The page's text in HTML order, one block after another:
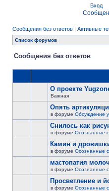
Вход
Сообщения без ответов | Активные
Список форумов
Сообщения без ответов
О проекте
Важная
Опять
в форуме Обсуждение
Снилось как
в форуме Осознанные
Камин и
в форуме Осознанные
мастопатия
в форуме Осознанные
Просветление и
в форуме Осознанные